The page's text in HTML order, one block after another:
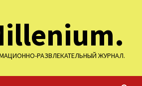
РАЗВЛЕКАТЕЛЬНЫЙ ЖУРНАЛ.